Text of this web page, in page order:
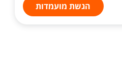
הגשת מועמדות